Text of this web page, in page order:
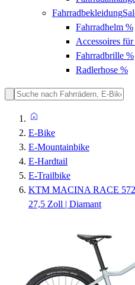
Fahrradbekleidung
Fahrradhelm %
Accessoires
Fahrradbrille %
Radlerhose %
E-Bike
E-Mountainbike
E-Hardtail
E-Trailbike
KTM MACINA RACE
27,5 Zoll | Diamant